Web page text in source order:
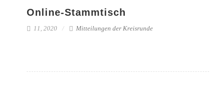
Online-Stammtisch
11, 2020 Mitteilungen der Kreisrunde